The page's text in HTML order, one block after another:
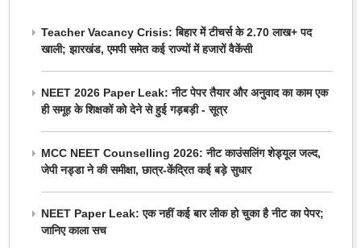
Teacher Vacancy Crisis: बिहार में टीचर्स के 2.70 लाख+ पद
खाली; झारखंड, एमपी समेत कई राज्यों में हजारों वैकेंसी
NEET 2026 Paper Leak: नीट पेपर तैयार और अनुवाद का काम एक
ही समूह के शिक्षकों को देने से हुई गड़बड़ी - सूत्र
MCC NEET Counselling 2026: नीट काउंसलिंग शेड्यूल जल्द,
जेपी नड्डा ने की समीक्षा, छात्र-केंद्रित कई बड़े सुधार
NEET Paper Leak: एक नहीं कई बार लीक हो चुका है नीट का पेपर;
जानिए काला सच